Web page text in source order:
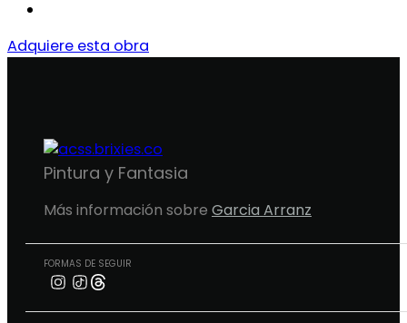
Adquiere esta obra
Pintura y Fantasia
Más información sobre Garcia Arranz
FORMAS DE SEGUIR